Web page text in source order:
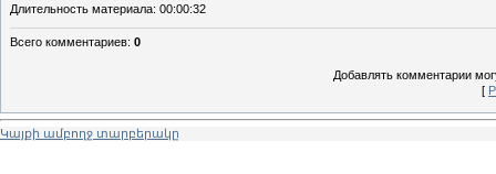
Длительность материала: 00:00:32
Всего комментариев: 0
Добавлять комментарии
[
Կայքի ամբողջ տարբերակը